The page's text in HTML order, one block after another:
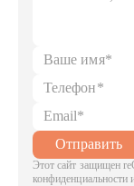
Отправить
Этот сайт защищен
конфиденциальности